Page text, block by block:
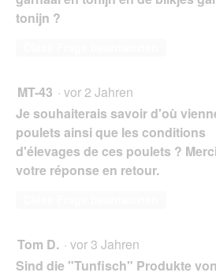
tonijn ?
MT-43 · vor 2 Jahren
Je souhaiterais savoir d'où
poulets ainsi que les conditions
d'élevages de ces poulets ?
votre réponse en retour.
Tom D. · vor 3 Jahren
Sind die "Tunfisch" Produkte von